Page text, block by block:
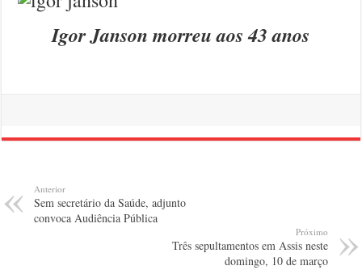
Igor Janson morreu aos 43 anos
Anterior
Sem secretário da Saúde, adjunto
convoca Audiência Pública
Próximo
Três sepultamentos em Assis neste
domingo, 10 de março